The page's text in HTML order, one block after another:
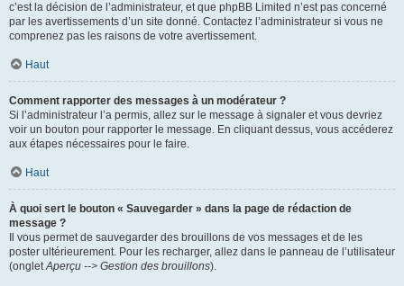
c’est la décision de l’administrateur, et que phpBB Limited n’est pas concerné
par les avertissements d’un site donné. Contactez l’administrateur si vous ne
comprenez pas les raisons de votre avertissement.
Haut
Comment rapporter des messages à un modérateur ?
Si l’administrateur l’a permis, allez sur le message à signaler et vous devriez
voir un bouton pour rapporter le message. En cliquant dessus, vous accéderez
aux étapes nécessaires pour le faire.
Haut
À quoi sert le bouton « Sauvegarder » dans la page de rédaction de
message ?
Il vous permet de sauvegarder des brouillons de vos messages et de les
poster ultérieurement. Pour les recharger, allez dans le panneau de l’utilisateur
(ongletAperçu --> Gestion des brouillons).